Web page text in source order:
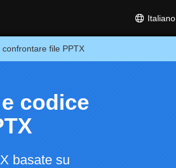
Italiano
file PPTX
codice
basate su